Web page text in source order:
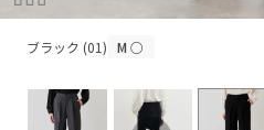
ブラック (01) M○